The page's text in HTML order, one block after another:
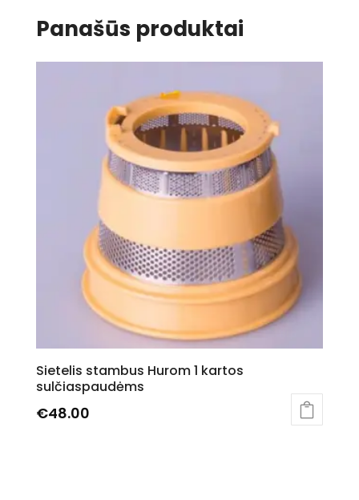
Panašūs produktai
Sietelis stambus Hurom 1 kartos
sulčiaspaudėms
€48.00